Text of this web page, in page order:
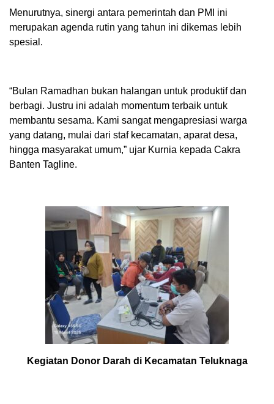
Menurutnya, sinergi antara pemerintah dan PMI ini
merupakan agenda rutin yang tahun ini dikemas lebih
spesial.
“Bulan Ramadhan bukan halangan untuk produktif dan
berbagi. Justru ini adalah momentum terbaik untuk
membantu sesama. Kami sangat mengapresiasi warga
yang datang, mulai dari staf kecamatan, aparat desa,
hingga masyarakat umum,” ujar Kurnia kepada Cakra
Banten Tagline.
Kegiatan Donor Darah di Kecamatan Teluknaga